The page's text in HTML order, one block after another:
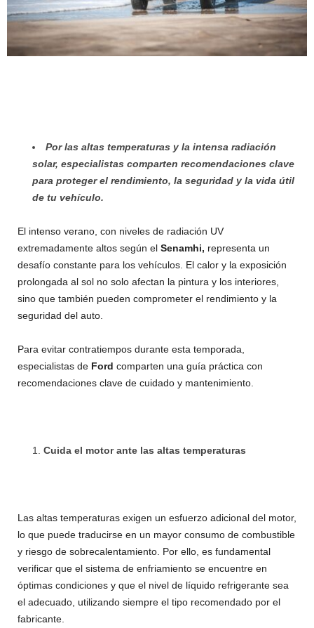
Por las altas temperaturas y la intensa radiación
solar, especialistas comparten recomendaciones clave
para proteger el rendimiento, la seguridad y la vida útil
de tu vehículo.
El intenso verano, con niveles de radiación UV
extremadamente altos según el Senamhi, representa un
desafío constante para los vehículos. El calor y la exposición
prolongada al sol no solo afectan la pintura y los interiores,
sino que también pueden comprometer el rendimiento y la
seguridad del auto.
Para evitar contratiempos durante esta temporada,
especialistas de Ford comparten una guía práctica con
recomendaciones clave de cuidado y mantenimiento.
Cuida el motor ante las altas temperaturas
Las altas temperaturas exigen un esfuerzo adicional del motor,
lo que puede traducirse en un mayor consumo de combustible
y riesgo de sobrecalentamiento. Por ello, es fundamental
verificar que el sistema de enfriamiento se encuentre en
óptimas condiciones y que el nivel de líquido refrigerante sea
el adecuado, utilizando siempre el tipo recomendado por el
fabricante.